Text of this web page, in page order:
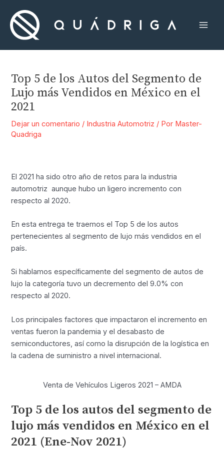
contenido
Top 5 de los Autos del Segmento de
Lujo más Vendidos en México en el
2021
Dejar un comentario / Industria Automotriz / Por Master-
Quadriga
El 2021 ha sido otro año de retos para la industria
automotriz aunque hubo un ligero incremento con
respecto al 2020.
En esta entrega te traemos el Top 5 de los autos
pertenecientes al segmento de lujo más vendidos en el
país.
Si hablamos específicamente del segmento de autos de
lujo la categoría tuvo un decremento del 9.0% con
respecto al 2020.
Los principales factores que impactaron el incremento en
ventas fueron la pandemia y el desabasto de
semiconductores, así como la disrupción de la logística en
la cadena de suministro a nivel internacional.
Venta de Vehículos Ligeros 2021 – AMDA
Top 5 de los autos del segmento de
lujo más vendidos en México en el
2021 (Ene-Nov 2021)